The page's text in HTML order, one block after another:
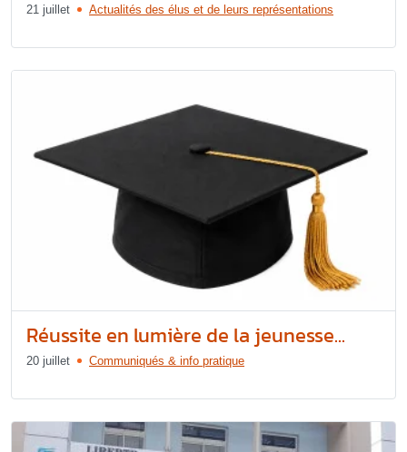
21 juillet Actualités des élus et de leurs représentations
Réussite en lumière de la jeunesse...
20 juillet Communiqués & info pratique